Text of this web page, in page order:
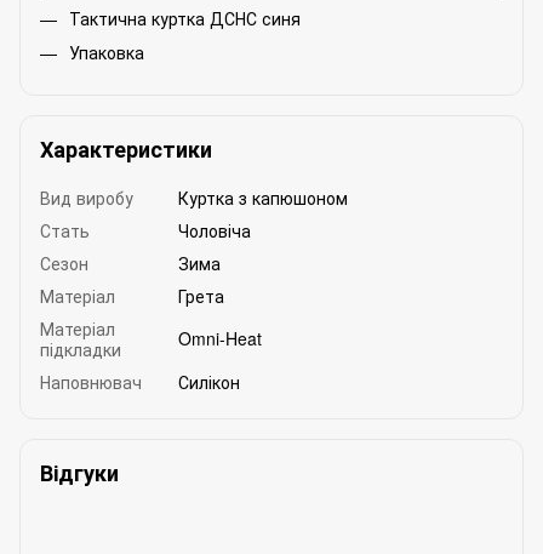
Тактична куртка ДСНС синя
Упаковка
Характеристики
Вид виробу
Куртка з капюшоном
Стать
Чоловіча
Сезон
Зима
Матеріал
Грета
Матеріал
підкладки
Omni-Heat
Наповнювач
Силікон
Відгуки